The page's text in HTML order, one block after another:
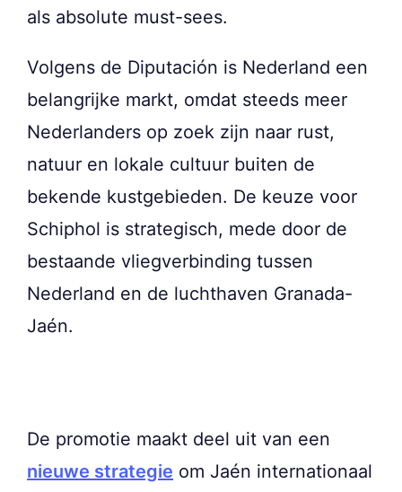
als absolute must-sees.
Volgens de Diputación is Nederland een
belangrijke markt, omdat steeds meer
Nederlanders op zoek zijn naar rust,
natuur en lokale cultuur buiten de
bekende kustgebieden. De keuze voor
Schiphol is strategisch, mede door de
bestaande vliegverbinding tussen
Nederland en de luchthaven Granada-
Jaén.
De promotie maakt deel uit van een
nieuwe strategie om Jaén internationaal